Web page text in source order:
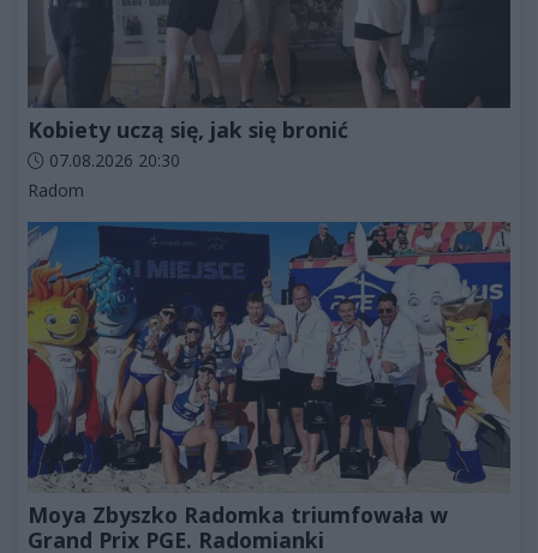
Kobiety uczą się, jak się bronić
Data dodania artykułu:
07.08.2026 20:30
Kategorie artykułu:
Radom
Moya Zbyszko Radomka triumfowała w
Grand Prix PGE. Radomianki